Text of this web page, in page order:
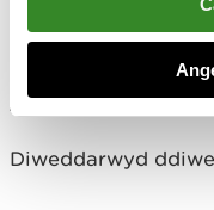
Diweddarwyd